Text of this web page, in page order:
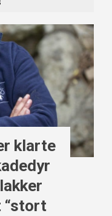
klarte
“stort